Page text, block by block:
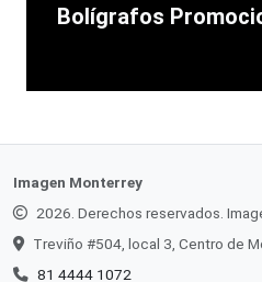
Bolígrafos
Imagen Monterrey
2026. Derechos reservados.
Treviño #504, local 3, Centro de
81 4444 1072